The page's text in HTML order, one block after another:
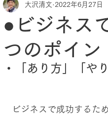
●ビジネス
つのポイン
大沢清文 2022年6月27日
・「あり方」「や
ビジネスで成功するた